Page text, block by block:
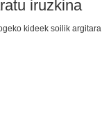
iruzkina
kideek soilik